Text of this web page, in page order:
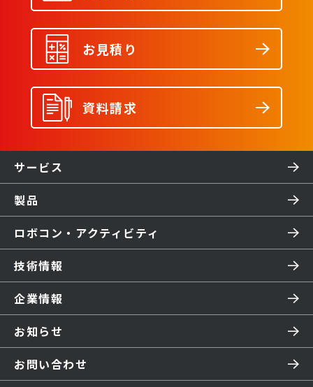
お見積り
資料請求
サービス
製品
ロボコン・アクティビティ
技術情報
企業情報
お知らせ
お問い合わせ